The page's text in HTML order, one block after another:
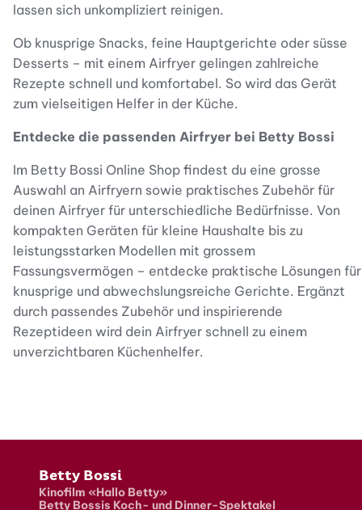
lassen sich unkompliziert reinigen.
Ob knusprige Snacks, feine Hauptgerichte oder süsse
Desserts – mit einem Airfryer gelingen zahlreiche
Rezepte schnell und komfortabel. So wird das Gerät
zum vielseitigen Helfer in der Küche.
Entdecke die passenden Airfryer bei Betty Bossi
Im Betty Bossi Online Shop findest du eine grosse
Auswahl an Airfryern sowie praktisches Zubehör für
deinen Airfryer für unterschiedliche Bedürfnisse. Von
kompakten Geräten für kleine Haushalte bis zu
leistungsstarken Modellen mit grossem
Fassungsvermögen – entdecke praktische Lösungen für
knusprige und abwechslungsreiche Gerichte. Ergänzt
durch passendes Zubehör und inspirierende
Rezeptideen wird dein Airfryer schnell zu einem
unverzichtbaren Küchenhelfer.
Fusszeile
Betty Bossi
Kinofilm «Hallo Betty»
Betty Bossis Koch- und Dinner-Spektakel